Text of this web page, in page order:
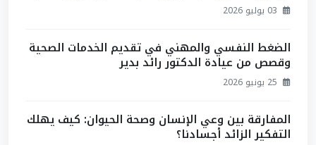
الضغط النفسي والمهني في تقديم الخدمات الصحية
وقصص من عيادة الدكتور رائد بدير
المفارقة بين وعي الإنسان وصحة الحيوان: كيف يهلك
التفكير الزائد أجسادنا؟